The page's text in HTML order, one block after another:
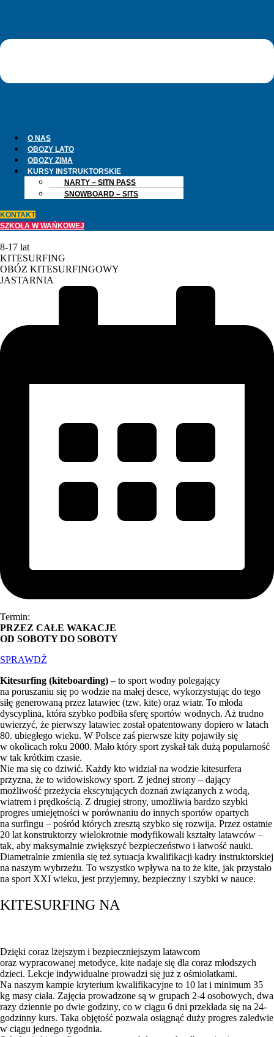
O NAS
OBOZY LATO
OBOZY ZIMA
KURSY INSTRUKTORSKIE
NARTY – SITN PASS
SNOWBOARD – SITS
KONTAKT
SZKOŁA W WAŃKOWEJ
8-17 lat
KITESURFING
OBÓZ KITESURFINGOWY
JASTARNIA
Termin:
PRZEZ CAŁE WAKACJE
OD SOBOTY DO SOBOTY
SPRAWDŹ
Kitesurfing (kiteboarding) – to sport wodny polegający
na poruszaniu się po wodzie na małej desce, wykorzystując do tego
siłę generowaną przez latawiec (tzw. kite) oraz wiatr. To młoda
dyscyplina, która szybko podbiła sferę sportów wodnych. Aż trudno
uwierzyć, że pierwszy latawiec został opatentowany dopiero w latach
80. ubiegłego wieku. W Polsce zaś pierwsze kity pojawiły się
w okolicach roku 2000. Mało który sport zyskał tak dużą popularność
w tak krótkim czasie.
Nie ma się co dziwić. Każdy kto widział na wodzie kitesurfera
przyzna, że to widowiskowy sport. Z jednej strony – dający
możliwość przeżycia ekscytujących doznań związanych z wodą,
wiatrem i prędkością. Z drugiej strony, umożliwia bardzo szybki
progres umiejętności w porównaniu do innych sportów opartych
na surfingu – pośród których zresztą szybko się rozwija. Przez ostatnie
20 lat konstruktorzy wielokrotnie modyfikowali kształty latawców –
tak, aby maksymalnie zwiększyć bezpieczeństwo i łatwość nauki.
Diametralnie zmieniła się też sytuacja kwalifikacji kadry instruktorskiej
na naszym wybrzeżu. To wszystko wpływa na to że kite, jak przystało
na sport XXI wieku, jest przyjemny, bezpieczny i szybki w nauce.
KITESURFING NA
Dzięki coraz lżejszym i bezpieczniejszym latawcom
oraz wypracowanej metodyce, kite nadaje się dla coraz młodszych
dzieci. Lekcje indywidualne prowadzi się już z ośmiolatkami.
Na naszym kampie kryterium kwalifikacyjne to 10 lat i minimum 35
kg masy ciała. Zajęcia prowadzone są w grupach 2-4 osobowych, dwa
razy dziennie po dwie godziny, co w ciągu 6 dni przekłada się na 24-
godzinny kurs. Taka objętość pozwala osiągnąć duży progres zaledwie
w ciągu jednego tygodnia.